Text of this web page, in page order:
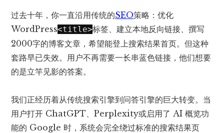
过去十年，你一直沿用传统的SEO策略：优化
WordPress<title>标签、建立本地反向链接、撰写
2000字的博客文章，希望能登上搜索结果首页。但这种
套路早已失效。用户不再需要一长串蓝色链接，他们想要
的是立竿见影的答案。
我们正经历着从传统搜索引擎到问答引擎的巨大转变。当
用户打开 ChatGPT、Perplexity或启用了 AI 概览功
能的 Google 时，系统会完全绕过标准的搜索结果页